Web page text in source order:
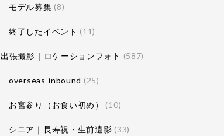
モデル募集 (8)
終了したイベント (11)
出張撮影｜ロケーションフォト (587)
overseas-inbound (25)
お宮参り（お食い初め） (10)
シニア｜長寿祝・生前遺影 (33)